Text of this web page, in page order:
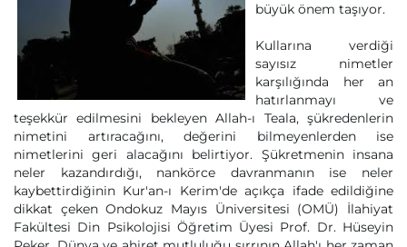
büyük önem taşıyor.
Kullarına verdiği
sayısız nimetler
karşılığında her an
hatırlanmayı ve
teşekkür edilmesini bekleyen Allah-ı Teala, şükredenlerin
nimetini artıracağını, değerini bilmeyenlerden ise
nimetlerini geri alacağını belirtiyor. Şükretmenin insana
neler kazandırdığı, nankörce davranmanın ise neler
kaybettirdiğinin Kur'an-ı Kerim'de açıkça ifade edildiğine
dikkat çeken Ondokuz Mayıs Üniversitesi (OMÜ) İlahiyat
Fakültesi Din Psikolojisi Öğretim Üyesi Prof. Dr. Hüseyin